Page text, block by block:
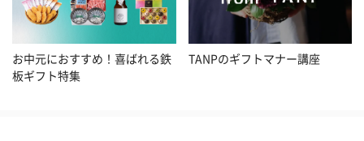
お中元におすすめ！喜ばれる鉄
板ギフト特集
TANPのギフトマナー講座